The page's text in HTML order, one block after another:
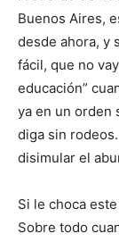
Buenos Aires,
desde ahora, y
fácil, que no
educación”
ya en un orden
diga sin
disimular el
Si le choca
Sobre todo